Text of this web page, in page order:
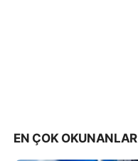
EN ÇOK OKUNANLAR